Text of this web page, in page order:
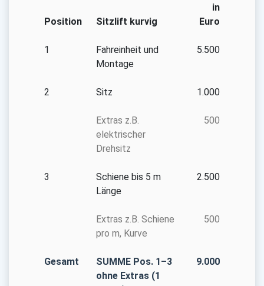
Position Sitzlift kurvig
in
Euro
1
Fahreinheit und
Montage
5.500
2 Sitz 1.000
Extras z.B.
elektrischer
Drehsitz
500
3
Schiene bis 5 m
Länge
2.500
Extras z.B. Schiene
pro m, Kurve
500
Gesamt
SUMME Pos. 1–3
ohne Extras (1
9.000